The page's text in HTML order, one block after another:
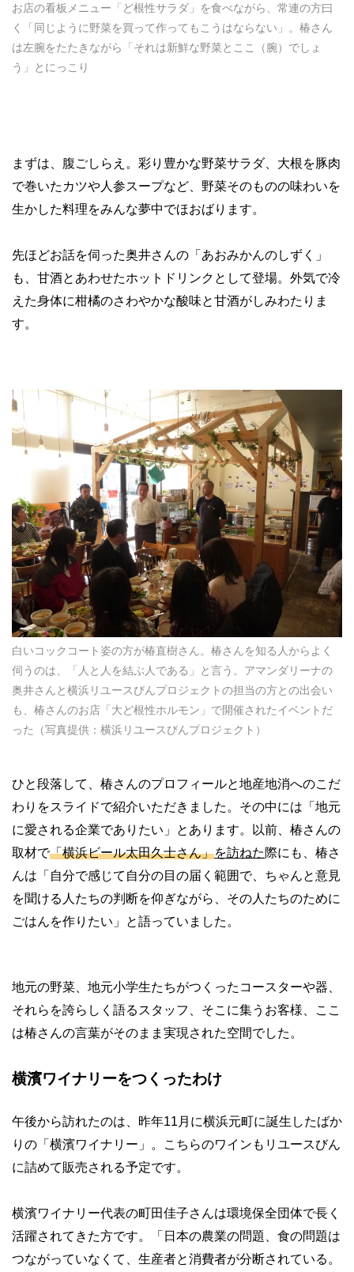
お店の看板メニュー「ど根性サラダ」を食べながら、常連の方曰
く「同じように野菜を買って作ってもこうはならない」。椿さん
は左腕をたたきながら「それは新鮮な野菜とここ（腕）でしょ
う」とにっこり
まずは、腹ごしらえ。彩り豊かな野菜サラダ、大根を豚肉
で巻いたカツや人参スープなど、野菜そのものの味わいを
生かした料理をみんな夢中でほおばります。
先ほどお話を伺った奥井さんの「あおみかんのしずく」
も、甘酒とあわせたホットドリンクとして登場。外気で冷
えた身体に柑橘のさわやかな酸味と甘酒がしみわたりま
す。
白いコックコート姿の方が椿直樹さん。椿さんを知る人からよく
伺うのは、「人と人を結ぶ人である」と言う。アマンダリーナの
奥井さんと横浜リユースびんプロジェクトの担当の方との出会い
も、椿さんのお店「大ど根性ホルモン」で開催されたイベントだ
った（写真提供：横浜リユースびんプロジェクト）
ひと段落して、椿さんのプロフィールと地産地消へのこだ
わりをスライドで紹介いただきました。その中には「地元
に愛される企業でありたい」とあります。以前、椿さんの
取材で「横浜ビール太田久士さん」を訪ねた際にも、椿さ
んは「自分で感じて自分の目の届く範囲で、ちゃんと意見
を聞ける人たちの判断を仰ぎながら、その人たちのために
ごはんを作りたい」と語っていました。
地元の野菜、地元小学生たちがつくったコースターや器、
それらを誇らしく語るスタッフ、そこに集うお客様、ここ
は椿さんの言葉がそのまま実現された空間でした。
横濱ワイナリーをつくったわけ
午後から訪れたのは、昨年11月に横浜元町に誕生したばか
りの「横濱ワイナリー」。こちらのワインもリユースびん
に詰めて販売される予定です。
横濱ワイナリー代表の町田佳子さんは環境保全団体で長く
活躍されてきた方です。「日本の農業の問題、食の問題は
つながっていなくて、生産者と消費者が分断されている。